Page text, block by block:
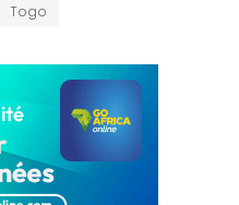
Togo